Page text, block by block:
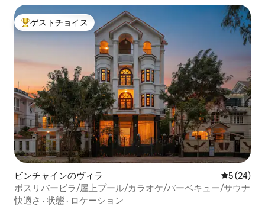
大好評のゲストチョイスです。
ゲストチョイス
ビンチャインのヴィラ レビュー
5 (24)
ボスリバービラ/屋上プール/カラオケ/バーベキュー/サウナ
快適さ · 状態 · ロケーション